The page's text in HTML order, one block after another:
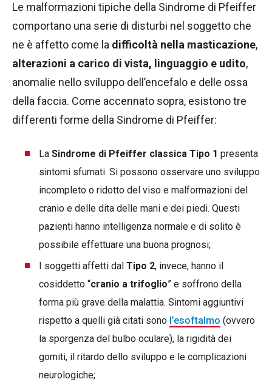
Le malformazioni tipiche della Sindrome di Pfeiffer
comportano una serie di disturbi nel soggetto che
ne è affetto come la difficoltà nella masticazione,
alterazioni a carico di vista, linguaggio e udito,
anomalie nello sviluppo dell’encefalo e delle ossa
della faccia. Come accennato sopra, esistono tre
differenti forme della Sindrome di Pfeiffer:
La Sindrome di Pfeiffer classica Tipo 1 presenta
sintomi sfumati. Si possono osservare uno sviluppo
incompleto o ridotto del viso e malformazioni del
cranio e delle dita delle mani e dei piedi. Questi
pazienti hanno intelligenza normale e di solito è
possibile effettuare una buona prognosi;
I soggetti affetti dal Tipo 2, invece, hanno il
cosiddetto “cranio a trifoglio” e soffrono della
forma più grave della malattia. Sintomi aggiuntivi
rispetto a quelli già citati sono l’esoftalmo (ovvero
la sporgenza del bulbo oculare), la rigidità dei
gomiti, il ritardo dello sviluppo e le complicazioni
neurologiche;